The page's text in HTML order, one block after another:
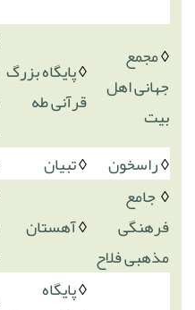
◊مجمع
جهانی اهل
بیت
◊پایگاه بزرگ
قرآنی طه
◊راسخون ◊تبیان
◊جامع
فرهنگی
مذهبی فلاح
◊آهستان
◊پایگاه